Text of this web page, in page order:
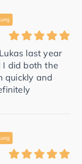
last year
I did both the
quickly and